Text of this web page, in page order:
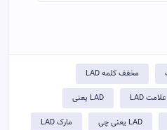
مخفف کلمه LAD
علامت LAD LAD یعنی
LAD یعنی چی مارک LAD